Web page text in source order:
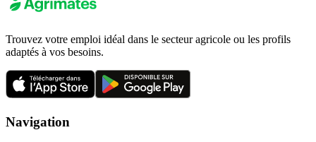
Trouvez votre emploi idéal dans le secteur agricole ou les profils
adaptés à vos besoins.
Navigation